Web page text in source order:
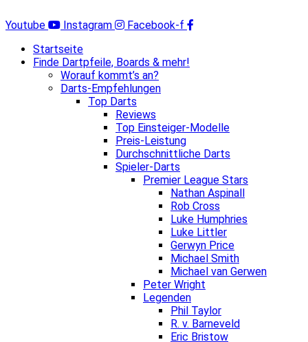
Inhalt
Youtube Instagram
Facebook-f
Startseite
Finde Dartpfeile, Boards & mehr!
Worauf kommt’s an?
Darts-Empfehlungen
Top Darts
Reviews
Top Einsteiger-Modelle
Preis-Leistung
Durchschnittliche Darts
Spieler-Darts
Premier League Stars
Nathan Aspinall
Rob Cross
Luke Humphries
Luke Littler
Gerwyn Price
Michael Smith
Michael van Gerwen
Peter Wright
Legenden
Phil Taylor
R. v. Barneveld
Eric Bristow